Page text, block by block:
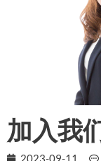
加入我